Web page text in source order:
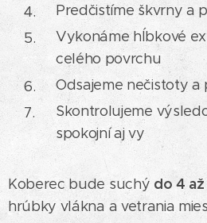
Predčistíme škvrny a
Vykonáme hĺbkové
celého povrchu
Odsajeme nečistoty
Skontrolujeme
spokojní aj vy
Koberec bude suchý do 4
hrúbky vlákna a vetrania